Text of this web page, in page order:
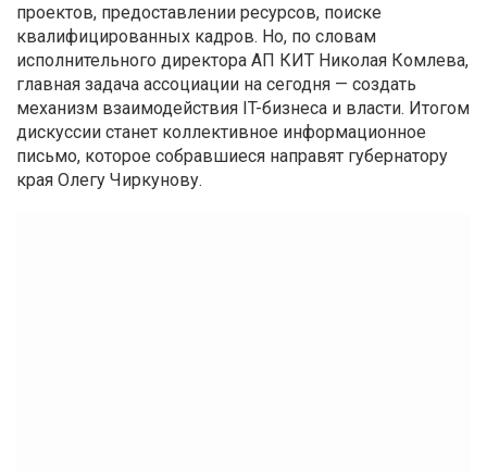
проектов, предоставлении ресурсов, поиске
квалифицированных кадров. Но, по словам
исполнительного директора АП КИТ Николая Комлева,
главная задача ассоциации на сегодня — создать
механизм взаимодействия IT-бизнеса и власти. Итогом
дискуссии станет коллективное информационное
письмо, которое собравшиеся направят губернатору
края Олегу Чиркунову.